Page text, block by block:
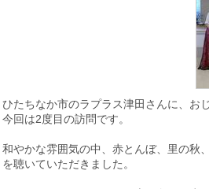
ひたちなか市のラプラス津田さんに、お
今回は2度目の訪問です。
和やかな雰囲気の中、赤とんぼ、里の秋
を聴いていただきました。